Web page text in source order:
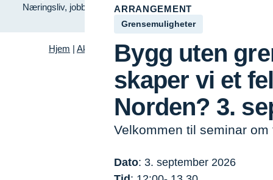
Næringsliv, jobber og utvikling
Hjem | Aktuelt Arrangement|Bygg uten grenser –
ARRANGEMENT
Grensemuligheter
Bygg uten
skaper vi et
Norden? 3.
Velkommen til seminar
Dato: 3. september 2026